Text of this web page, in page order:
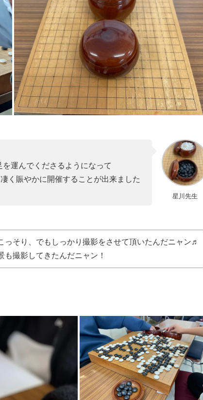
星川先生
運んでくださるようになって
く賑やかに開催することが出来ました
っそり、でもしっかり撮影をさせて頂いたんだニャン♬
撮影してきたんだニャン！